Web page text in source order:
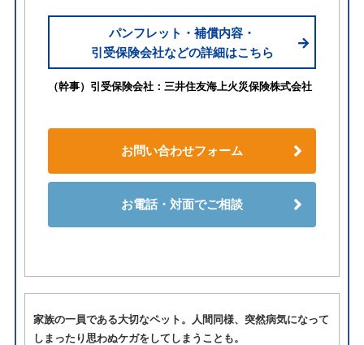
パンフレット・補償内容・
引受保険会社などの詳細はこちら
（幹事）引受保険会社：三井住友海上火災保険株式会社
お問い合わせフォーム
お電話・対面でご相談
家族の一員である大切なペット。人間同様、突然病気になって
しまったり思わぬケガをしてしまうことも。